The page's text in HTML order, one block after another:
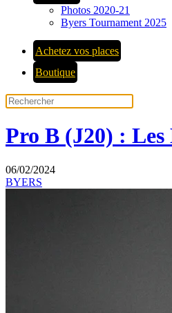
Photos 2020-21
Byers Tournament 2025
Achetez vos places
Boutique
Pro B (J20) : Les
06/02/2024
BYERS